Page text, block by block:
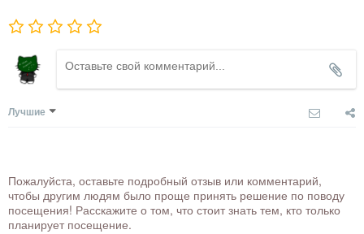
Лучшие
Пожалуйста, оставьте подробный отзыв или комментарий,
чтобы другим людям было проще принять решение по поводу
посещения! Расскажите о том, что стоит знать тем, кто только
планирует посещение.